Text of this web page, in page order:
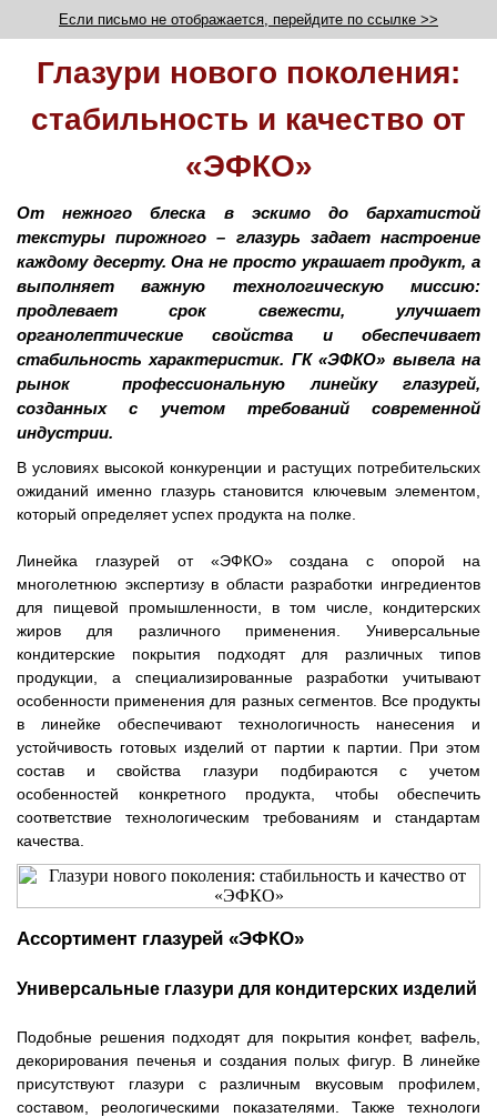
Если письмо не отображается, перейдите по ссылке >>
Глазури нового поколения:
стабильность и качество от
«ЭФКО»
От нежного блеска в эскимо до бархатистой
текстуры пирожного – глазурь задает настроение
каждому десерту. Она не просто украшает продукт, а
выполняет важную технологическую миссию:
продлевает срок свежести, улучшает
органолептические свойства и обеспечивает
стабильность характеристик. ГК «ЭФКО» вывела на
рынок профессиональную линейку глазурей,
созданных с учетом требований современной
индустрии.
В условиях высокой конкуренции и растущих потребительских
ожиданий именно глазурь становится ключевым элементом,
который определяет успех продукта на полке.
Линейка глазурей от «ЭФКО» создана с опорой на
многолетнюю экспертизу в области разработки ингредиентов
для пищевой промышленности, в том числе, кондитерских
жиров для различного применения. Универсальные
кондитерские покрытия подходят для различных типов
продукции, а специализированные разработки учитывают
особенности применения для разных сегментов. Все продукты
в линейке обеспечивают технологичность нанесения и
устойчивость готовых изделий от партии к партии. При этом
состав и свойства глазури подбираются с учетом
особенностей конкретного продукта, чтобы обеспечить
соответствие технологическим требованиям и стандартам
качества.
Ассортимент глазурей «ЭФКО»
Универсальные глазури для кондитерских изделий
Подобные решения подходят для покрытия конфет, вафель,
декорирования печенья и создания полых фигур. В линейке
присутствуют глазури с различным вкусовым профилем,
составом, реологическими показателями. Также технологи